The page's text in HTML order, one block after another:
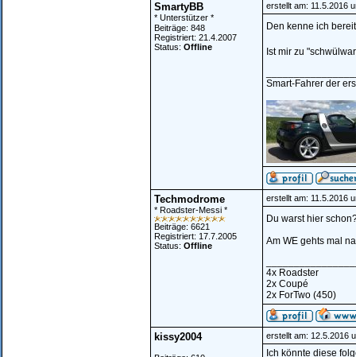
SmartyBB
* Unterstützer *
Beiträge: 848
Registriert: 21.4.2007
Status: Offline
erstellt am: 11.5.2016
Den kenne ich
Ist mir zu
Smart-Fahrer der
Techmodrome
* Roadster-Messi *
Beiträge: 6621
Registriert: 17.7.2005
Status: Offline
erstellt am: 11.5.2016
Du warst hier
Am WE gehts mal
4x Roadster
2x Coupé
2x ForTwo (450)
kissy2004 erstellt am: 12.5.2016
Ich könnte diese